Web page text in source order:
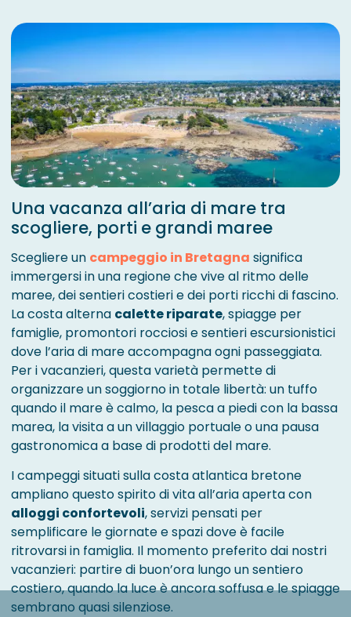
Una vacanza all’aria di mare tra
scogliere, porti e grandi maree
Scegliere un campeggio in Bretagna significa
immergersi in una regione che vive al ritmo delle
maree, dei sentieri costieri e dei porti ricchi di fascino.
La costa alterna calette riparate, spiagge per
famiglie, promontori rocciosi e sentieri escursionistici
dove l’aria di mare accompagna ogni passeggiata.
Per i vacanzieri, questa varietà permette di
organizzare un soggiorno in totale libertà: un tuffo
quando il mare è calmo, la pesca a piedi con la bassa
marea, la visita a un villaggio portuale o una pausa
gastronomica a base di prodotti del mare.
I campeggi situati sulla costa atlantica bretone
ampliano questo spirito di vita all’aria aperta con
alloggi confortevoli, servizi pensati per
semplificare le giornate e spazi dove è facile
ritrovarsi in famiglia. Il momento preferito dai nostri
vacanzieri: partire di buon’ora lungo un sentiero
costiero, quando la luce è ancora soffusa e le spiagge
sembrano quasi silenziose.